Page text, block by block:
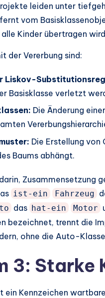
leiden unter
vom
Kinder übertragen
der Vererbung sind:
Liskov-
Basisklasse verletzt
Die Änderung
Die Erstellung
Baums abhängt.
Zusammensetzung
ist-ein Fahrzeug
das hat-ein Motor
bezeichnet, trennt die
ohne die Auto-
3: Starke
ein Kennzeichen